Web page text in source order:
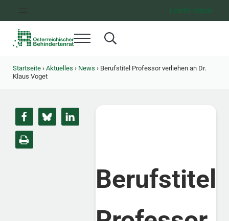
Leicht lesen
Menü Search...
Startseite › Aktuelles › News ›Berufstitel Professor verliehen an Dr.
Klaus Voget
Berufstitel